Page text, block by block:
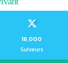
18,000
Suiveurs